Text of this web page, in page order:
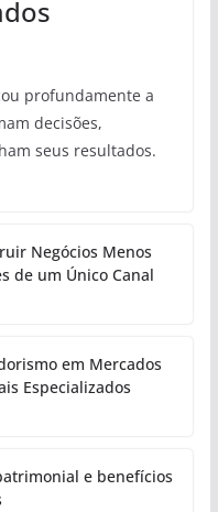
profundamente a
decisões,
seus resultados.
Negócios Menos
de um Único Canal
em Mercados
Especializados
e benefícios